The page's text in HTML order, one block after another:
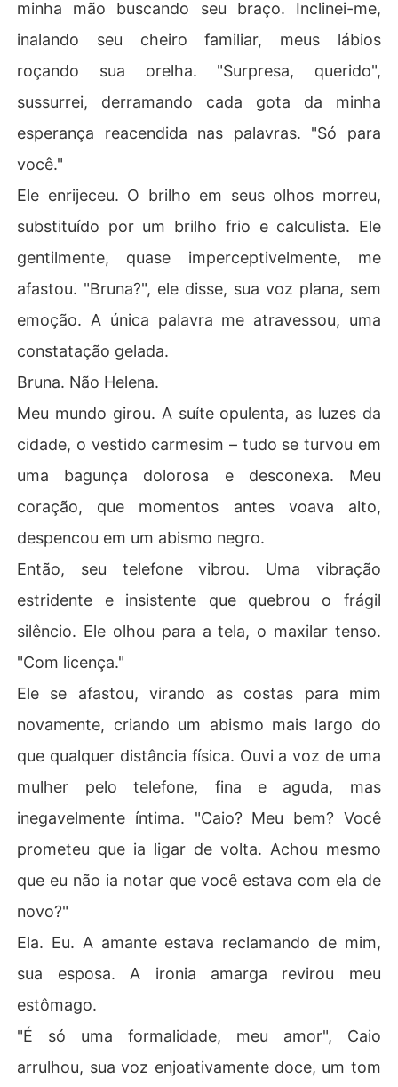
minha mão buscando seu braço. Inclinei-me,
inalando seu cheiro familiar, meus lábios
roçando sua orelha. "Surpresa, querido",
sussurrei, derramando cada gota da minha
esperança reacendida nas palavras. "Só para
você."
Ele enrijeceu. O brilho em seus olhos morreu,
substituído por um brilho frio e calculista. Ele
gentilmente, quase imperceptivelmente, me
afastou. "Bruna?", ele disse, sua voz plana, sem
emoção. A única palavra me atravessou, uma
constatação gelada.
Bruna. Não Helena.
Meu mundo girou. A suíte opulenta, as luzes da
cidade, o vestido carmesim – tudo se turvou em
uma bagunça dolorosa e desconexa. Meu
coração, que momentos antes voava alto,
despencou em um abismo negro.
Então, seu telefone vibrou. Uma vibração
estridente e insistente que quebrou o frágil
silêncio. Ele olhou para a tela, o maxilar tenso.
"Com licença."
Ele se afastou, virando as costas para mim
novamente, criando um abismo mais largo do
que qualquer distância física. Ouvi a voz de uma
mulher pelo telefone, fina e aguda, mas
inegavelmente íntima. "Caio? Meu bem? Você
prometeu que ia ligar de volta. Achou mesmo
que eu não ia notar que você estava com ela de
novo?"
Ela. Eu. A amante estava reclamando de mim,
sua esposa. A ironia amarga revirou meu
estômago.
"É só uma formalidade, meu amor", Caio
arrulhou, sua voz enjoativamente doce, um tom